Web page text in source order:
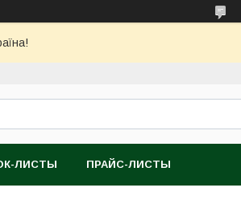
ЛИСТЫ ПРАЙС-ЛИСТЫ